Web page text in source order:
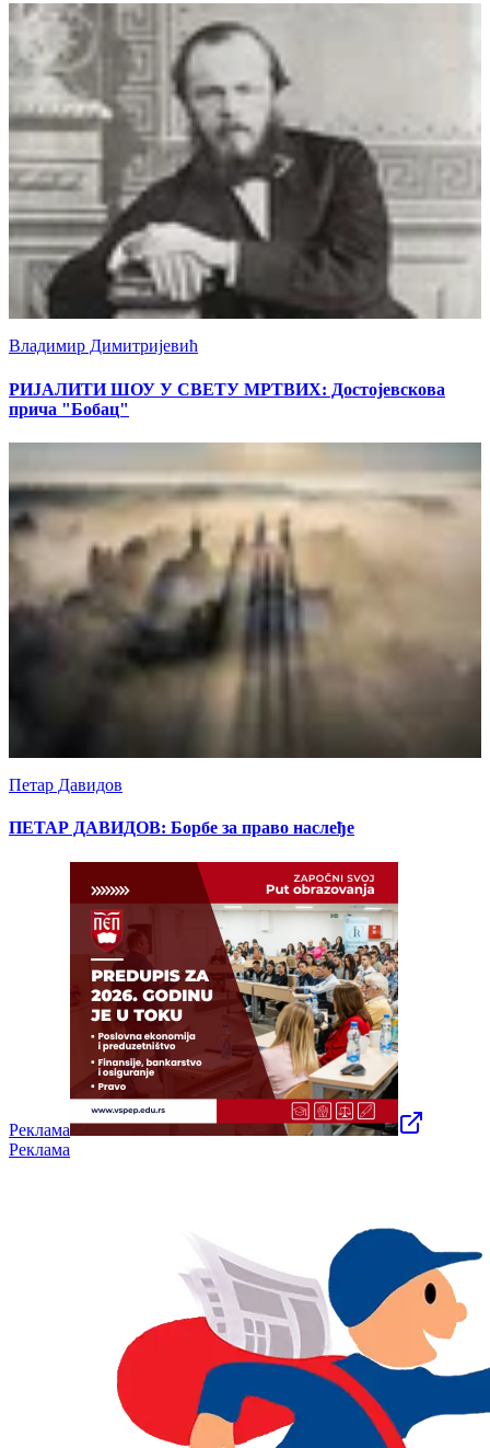
Владимир Димитријевић
РИЈАЛИТИ ШОУ У СВЕТУ МРТВИХ: Достојевскова
прича "Бобац"
Петар Давидов
ПЕТАР ДАВИДОВ: Борбе за право наслеђе
Реклама
Реклама